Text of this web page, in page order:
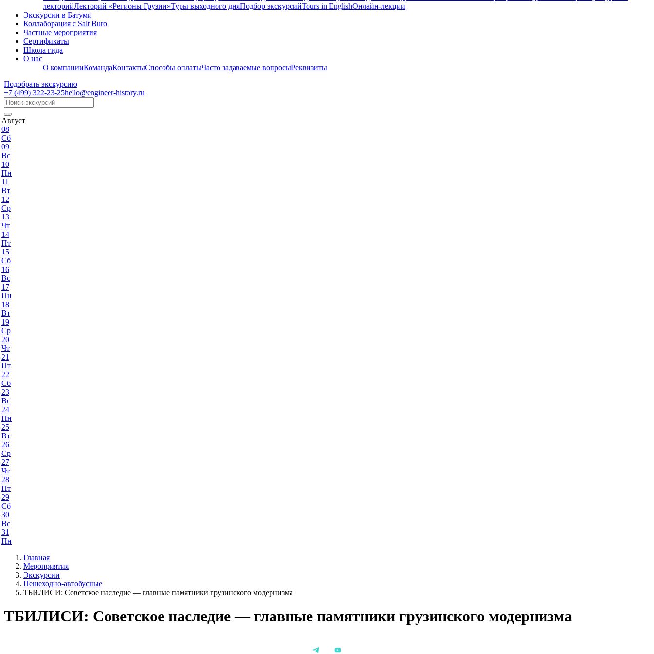
лекторийЛекторий «Регионы Грузии»Туры выходного дняПодбор экскурсийTours in EnglishОнлайн-лекции
Экскурсии в Батуми
Коллаборация с Salt Buro
Частные мероприятия
Сертификаты
Школа гида
О нас
О компанииКомандаКонтактыСпособы оплатыЧасто задаваемые вопросыРеквизиты
Подобрать экскурсию
+7 (499) 322-23-25hello@engineer-history.ru
Август
08
Сб
09
Вс
10
Пн
11
Вт
12
Ср
13
Чт
14
Пт
15
Сб
16
Вс
17
Пн
18
Вт
19
Ср
20
Чт
21
Пт
22
Сб
23
Вс
24
Пн
25
Вт
26
Ср
27
Чт
28
Пт
29
Сб
30
Вс
31
Пн
Главная
Мероприятия
Экскурсии
Пешеходно-автобусные
ТБИЛИСИ: Советское наследие — главные памятники грузинского модернизма
ТБИЛИСИ: Советское наследие — главные памятники грузинского модернизма